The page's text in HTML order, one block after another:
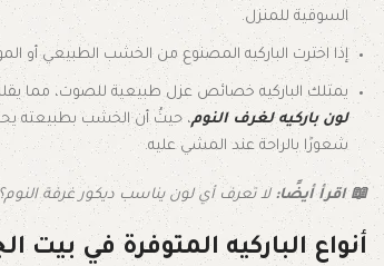
السوقية للمنزل.
إذا اخترت الباركيه المصنوع من الخشب الطبيعي أو
يمتلك الباركيه خصائص عزل طبيعية للصوت، مما
لون باركيه لغرف النوم، حيثُ أن الخشب بطبيعته
شعورًا بالراحة عند المشي عليه.
📖 اقرأ أيضًا: لا تعرف أي لون يناسب ديكور غرفة النوم؟
أنواع الباركيه المتوفرة في بيت